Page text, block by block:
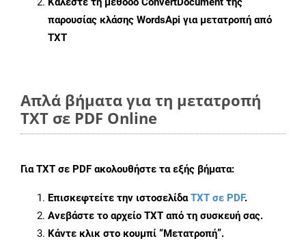
παρουσίας κλάσης WordsApi για μετατροπή από
TXT
Απλά βήματα για τη μετατροπή
TXT σε PDF Online
ΓιαTXT σε PDF ακολουθήστε τα εξής βήματα:
Επισκεφτείτε την ιστοσελίδαTXT σε PDF.
Ανεβάστε το αρχείο TXT από τη συσκευή σας.
Κάντε κλικ στο κουμπί “Μετατροπή”.